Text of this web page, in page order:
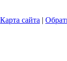
Карта сайта |